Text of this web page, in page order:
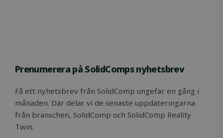
Prenumerera på SolidComps nyhetsbrev
Få ett nyhetsbrev från SolidComp ungefär en gång i
månaden. Där delar vi de senaste uppdateringarna
från branschen, SolidComp och SolidComp Reality
Twin.